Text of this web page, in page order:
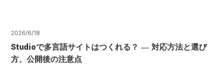
2026/6/18
Studioで多言語サイトはつくれる？ ― 対応方法と選び
方、公開後の注意点